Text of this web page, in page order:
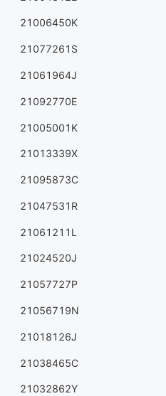
21006450K
21077261S
21061964J
21092770E
21005001K
21013339X
21095873C
21047531R
21061211L
21024520J
21057727P
21056719N
21018126J
21038465C
21032862Y